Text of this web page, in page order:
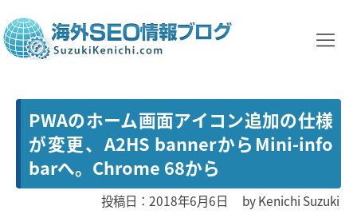
PWAのホーム画面アイコン追加の仕様
が変更、A2HS bannerからMini-info
barへ。Chrome 68から
投稿日：2018年6月6日 byKenichi Suzuki